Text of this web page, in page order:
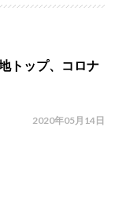
トップ、コロナ
2020年05月14日